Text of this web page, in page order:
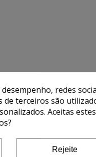
redes
de terceiros são
Aceitas estes
Rejeite